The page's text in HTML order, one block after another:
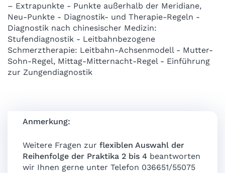
– Extrapunkte - Punkte außerhalb der Meridiane,
Neu-Punkte - Diagnostik- und Therapie-Regeln -
Diagnostik nach chinesischer Medizin:
Stufendiagnostik - Leitbahnbezogene
Schmerztherapie: Leitbahn-Achsenmodell - Mutter-
Sohn-Regel, Mittag-Mitternacht-Regel - Einführung
zur Zungendiagnostik
Anmerkung:
Weitere Fragen zur flexiblen Auswahl der
Reihenfolge der Praktika 2 bis 4 beantworten
wir Ihnen gerne unter Telefon 036651/55075